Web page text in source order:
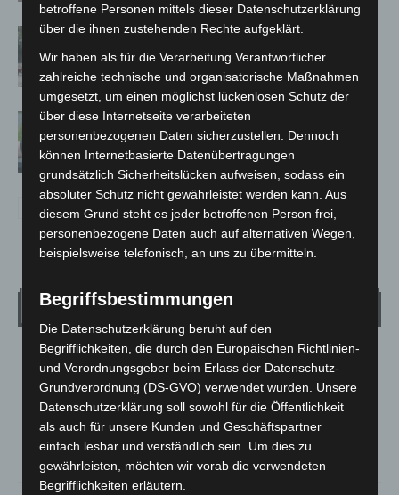
Gasleitung bei McDonald’s-Umbau in
Langenhagen beschädigt
Langenhagen: Autofahrer mit 3,17
Promille aus dem Verkehr gezogen
Wetter
LANGENHAGEN
Klarer Himmel
24.3°C 25.2°
23.3 °
betroffene Personen mittels dieser Datenschutzerklärung
über die ihnen zustehenden Rechte aufgeklärt.
Wir haben als für die Verarbeitung Verantwortlicher
zahlreiche technische und organisatorische Maßnahmen
umgesetzt, um einen möglichst lückenlosen Schutz der
über diese Internetseite verarbeiteten
personenbezogenen Daten sicherzustellen. Dennoch
können Internetbasierte Datenübertragungen
grundsätzlich Sicherheitslücken aufweisen, sodass ein
absoluter Schutz nicht gewährleistet werden kann. Aus
diesem Grund steht es jeder betroffenen Person frei,
personenbezogene Daten auch auf alternativen Wegen,
beispielsweise telefonisch, an uns zu übermitteln.
Begriffsbestimmungen
Die Datenschutzerklärung beruht auf den
Begrifflichkeiten, die durch den Europäischen Richtlinien-
und Verordnungsgeber beim Erlass der Datenschutz-
Grundverordnung (DS-GVO) verwendet wurden. Unsere
Datenschutzerklärung soll sowohl für die Öffentlichkeit
als auch für unsere Kunden und Geschäftspartner
einfach lesbar und verständlich sein. Um dies zu
gewährleisten, möchten wir vorab die verwendeten
Begrifflichkeiten erläutern.